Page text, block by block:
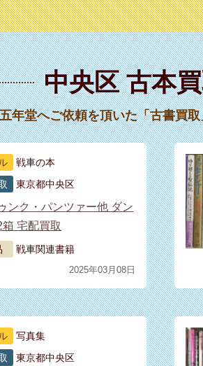
中央区 古本
年堂へご依頼を頂いた「古書買
戦車の本
東京都中央区
ンク・パンツァー他 ダン
宅配買取
戦車関連書籍
2025年03月08日
写真集
東京都中央区